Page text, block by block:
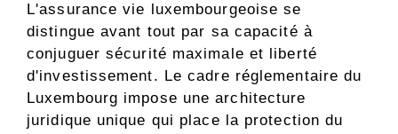
L'assurance vie luxembourgeoise se
distingue avant tout par sa capacité à
conjuguer sécurité maximale et liberté
d'investissement. Le cadre réglementaire du
Luxembourg impose une architecture
juridique unique qui place la protection du